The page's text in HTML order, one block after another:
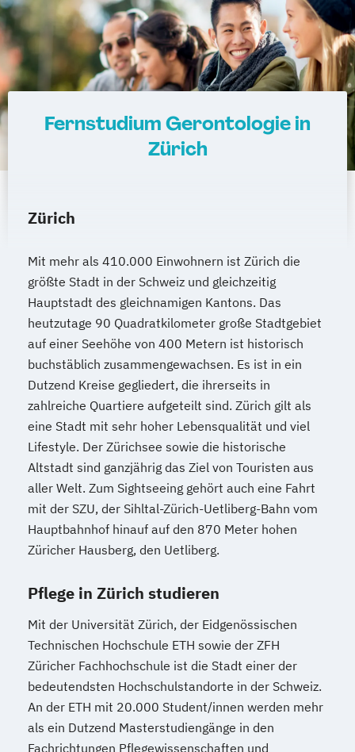
Fernstudium Gerontologie in
Zürich
Zürich
Mit mehr als 410.000 Einwohnern ist Zürich die
größte Stadt in der Schweiz und gleichzeitig
Hauptstadt des gleichnamigen Kantons. Das
heutzutage 90 Quadratkilometer große Stadtgebiet
auf einer Seehöhe von 400 Metern ist historisch
buchstäblich zusammengewachsen. Es ist in ein
Dutzend Kreise gegliedert, die ihrerseits in
zahlreiche Quartiere aufgeteilt sind. Zürich gilt als
eine Stadt mit sehr hoher Lebensqualität und viel
Lifestyle. Der Zürichsee sowie die historische
Altstadt sind ganzjährig das Ziel von Touristen aus
aller Welt. Zum Sightseeing gehört auch eine Fahrt
mit der SZU, der Sihltal-Zürich-Uetliberg-Bahn vom
Hauptbahnhof hinauf auf den 870 Meter hohen
Züricher Hausberg, den Uetliberg.
Pflege in Zürich studieren
Mit der Universität Zürich, der Eidgenössischen
Technischen Hochschule ETH sowie der ZFH
Züricher Fachhochschule ist die Stadt einer der
bedeutendsten Hochschulstandorte in der Schweiz.
An der ETH mit 20.000 Student/innen werden mehr
als ein Dutzend Masterstudiengänge in den
Fachrichtungen Pflegewissenschaften und